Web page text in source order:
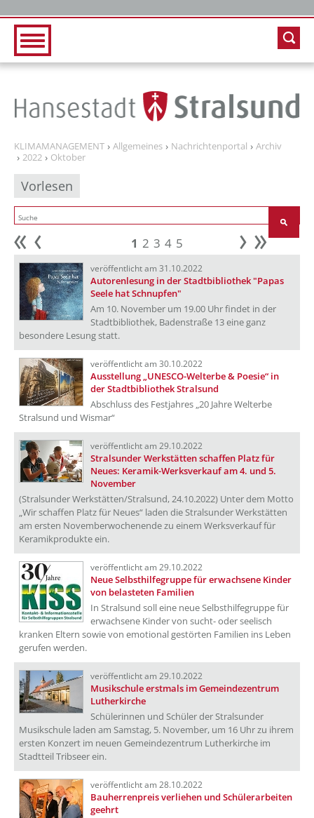
KLIMAMANAGEMENT Allgemeines Nachrichtenportal
Archiv
2022
Oktober
Vorlesen
Anfang 1 2 3 4 5 weiter
veröffentlicht am 31.10.2022
Autorenlesung in der Stadtbibliothek "Papas
Seele hat Schnupfen"
Am 10. November um 19.00 Uhr findet in der
Stadtbibliothek, Badenstraße 13 eine ganz
besondere Lesung statt.
veröffentlicht am 30.10.2022
Ausstellung „UNESCO-Welterbe & Poesie“ in
der Stadtbibliothek Stralsund
Abschluss des Festjahres „20 Jahre Welterbe
Stralsund und Wismar“
veröffentlicht am 29.10.2022
Stralsunder Werkstätten schaffen Platz für
Neues: Keramik-Werksverkauf am 4. und 5.
November
(Stralsunder Werkstätten/Stralsund, 24.10.2022) Unter dem Motto
„Wir schaffen Platz für Neues“ laden die Stralsunder Werkstätten
am ersten Novemberwochenende zu einem Werksverkauf für
Keramikprodukte ein.
veröffentlicht am 29.10.2022
Neue Selbsthilfegruppe für erwachsene Kinder
von belasteten Familien
In Stralsund soll eine neue Selbsthilfegruppe für
erwachsene Kinder von sucht- oder seelisch
kranken Eltern sowie von emotional gestörten Familien ins Leben
gerufen werden.
veröffentlicht am 29.10.2022
Musikschule erstmals im Gemeindezentrum
Lutherkirche
Schülerinnen und Schüler der Stralsunder
Musikschule laden am Samstag, 5. November, um 16 Uhr zu ihrem
ersten Konzert im neuen Gemeindezentrum Lutherkirche im
Stadtteil Tribseer ein.
veröffentlicht am 28.10.2022
Bauherrenpreis verliehen und Schülerarbeiten
geehrt